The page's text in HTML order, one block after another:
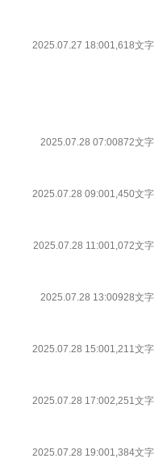
2025.07.27 18:001,618文字
2025.07.28 07:00872文字
2025.07.28 09:001,450文字
2025.07.28 11:001,072文字
2025.07.28 13:00928文字
2025.07.28 15:001,211文字
2025.07.28 17:002,251文字
2025.07.28 19:001,384文字